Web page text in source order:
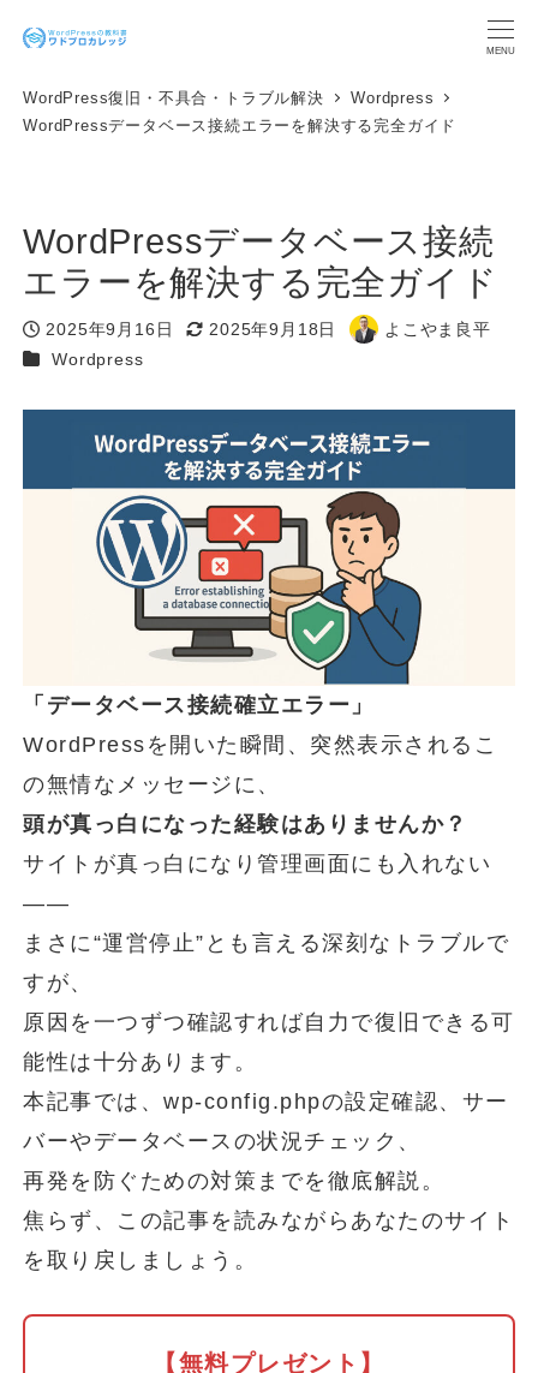
MENU
WordPress復旧・不具合・トラブル解決
Wordpress
WordPressデータベース接続エラーを解決する完全ガイド
WordPressデータベース接続
エラーを解決する完全ガイド
投稿日
2025年9月16日
更新日
2025年9月18日
著
よこやま良平
カテゴリー
Wordpress
「データベース接続確立エラー」
WordPressを開いた瞬間、突然表示されるこ
の無情なメッセージに、
頭が真っ白になった経験はありませんか？
サイトが真っ白になり管理画面にも入れない
――
まさに“運営停止”とも言える深刻なトラブルで
すが、
原因を一つずつ確認すれば自力で復旧できる可
能性は十分あります。
本記事では、wp-config.phpの設定確認、サー
バーやデータベースの状況チェック、
再発を防ぐための対策までを徹底解説。
焦らず、この記事を読みながらあなたのサイト
を取り戻しましょう。
【無料プレゼント】